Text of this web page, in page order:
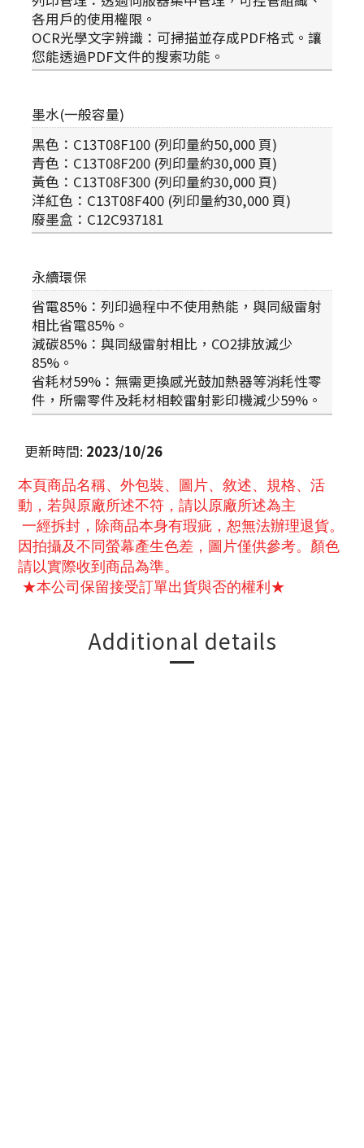
各用戶的使用權限。
OCR光學文字辨識：可掃描並存成PDF格式。讓
您能透過PDF文件的搜索功能。
墨水(一般容量)
黑色：C13T08F100 (列印量約50,000 頁)
青色：C13T08F200 (列印量約30,000 頁)
黃色：C13T08F300 (列印量約30,000 頁)
洋紅色：C13T08F400 (列印量約30,000 頁)
廢墨盒：C12C937181
永續環保
省電85%：列印過程中不使用熱能，與同級雷射
相比省電85%。
減碳85%：與同級雷射相比，CO2排放減少
85%。
省耗材59%：無需更換感光鼓加熱器等消耗性零
件，所需零件及耗材相較雷射影印機減少59%。
更新時間: 2023/10/26
本頁商品名稱、外包裝、圖片、敘述、規格、活
動，若與原廠所述不符，請以原廠所述為主
一經拆封，除商品本身有瑕疵，恕無法辦理退貨。
因拍攝及不同螢幕產生色差，圖片僅供參考。顏色
請以實際收到商品為準。
★本公司保留接受訂單出貨與否的權利★
Additional details